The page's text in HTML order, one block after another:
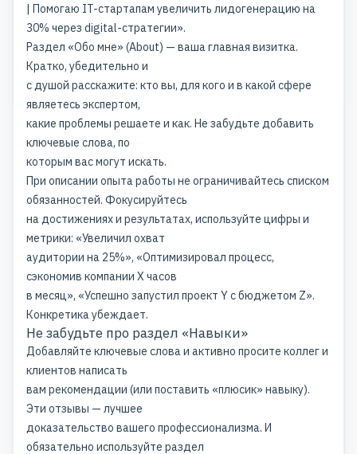
| Помогаю IT-стартапам увеличить лидогенерацию на
30% через digital-стратегии».
Раздел «Обо мне» (About) — ваша главная визитка.
Кратко, убедительно и
с душой расскажите: кто вы, для кого и в какой сфере
являетесь экспертом,
какие проблемы решаете и как. Не забудьте добавить
ключевые слова, по
которым вас могут искать.
При описании опыта работы не ограничивайтесь списком
обязанностей. Фокусируйтесь
на достижениях и результатах, используйте цифры и
метрики: «Увеличил охват
аудитории на 25%», «Оптимизировал процесс,
сэкономив компании X часов
в месяц», «Успешно запустил проект Y с бюджетом Z».
Конкретика убеждает.
Не забудьте про раздел «Навыки»
Добавляйте ключевые слова и активно просите коллег и
клиентов написать
вам рекомендации (или поставить «плюсик» навыку).
Эти отзывы — лучшее
доказательство вашего профессионализма. И
обязательно используйте раздел